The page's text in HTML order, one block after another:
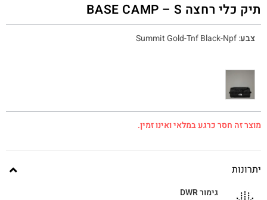
תיק כלי רחצה BASE CAMP – S
צבע:
Summit Gold-Tnf Black-Npf
מוצר זה חסר כרגע במלאי ואינו זמין.
יתרונות
גימור DWR